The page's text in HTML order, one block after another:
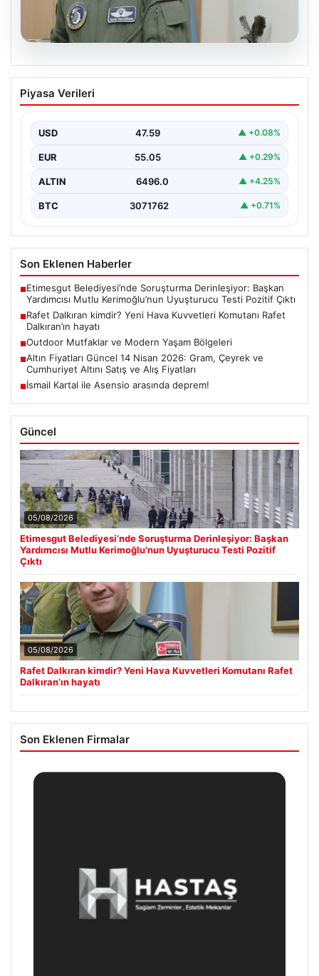
Rafet Dalkıran kimdir? Yeni Hava
Kuvvetleri Komutanı Rafet Dalkıran’ın
Piyasa Verileri
USD 47.59 ▲ +0.08%
EUR 55.05 ▲ +0.29%
ALTIN 6496.0 ▲ +4.25%
BTC 3071762 ▲ +0.71%
Son Eklenen Haberler
■Etimesgut Belediyesi’nde Soruşturma Derinleşiyor: Başkan
Yardımcısı Mutlu Kerimoğlu’nun Uyuşturucu Testi Pozitif Çıktı
■Rafet Dalkıran kimdir? Yeni Hava Kuvvetleri Komutanı Rafet
Dalkıran’ın hayatı
■Outdoor Mutfaklar ve Modern Yaşam Bölgeleri
■Altın Fiyatları Güncel 14 Nisan 2026: Gram, Çeyrek ve
Cumhuriyet Altını Satış ve Alış Fiyatları
■İsmail Kartal ile Asensio arasında deprem!
Güncel
05/08/2026
Etimesgut Belediyesi’nde Soruşturma Derinleşiyor: Başkan
Yardımcısı Mutlu Kerimoğlu’nun Uyuşturucu Testi Pozitif
Çıktı
05/08/2026
Rafet Dalkıran kimdir? Yeni Hava Kuvvetleri Komutanı Rafet
Dalkıran’ın hayatı
Son Eklenen Firmalar